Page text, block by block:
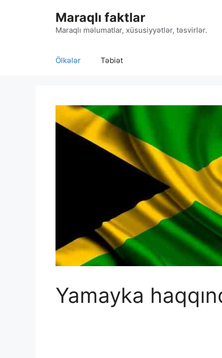
Maraqlı faktlar
Maraqlı məlumatlar, xüsusiyyətlər, təsvirlər.
Ölkələr Təbiət
Yamayka